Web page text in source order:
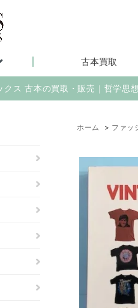
古本買取
ス 古本の買取・販売｜哲学思
ホーム > ファッ